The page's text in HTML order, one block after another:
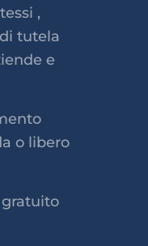
,
tutela
e
o libero